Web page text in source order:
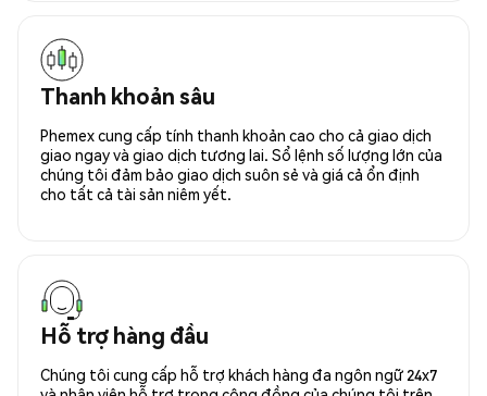
Thanh khoản sâu
Phemex cung cấp tính thanh khoản cao cho cả giao dịch
giao ngay và giao dịch tương lai. Sổ lệnh số lượng lớn của
chúng tôi đảm bảo giao dịch suôn sẻ và giá cả ổn định
cho tất cả tài sản niêm yết.
Hỗ trợ hàng đầu
Chúng tôi cung cấp hỗ trợ khách hàng đa ngôn ngữ 24x7